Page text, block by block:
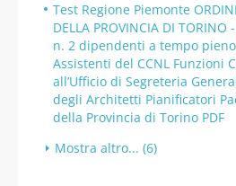
Test Regione Piemonte
DELLA PROVINCIA DI
n. 2 dipendenti a tempo
Assistenti del CCNL Funzioni
all’Ufficio di Segreteria
degli Architetti Pianificatori
della Provincia di Torino PDF
Mostra altro... (6)